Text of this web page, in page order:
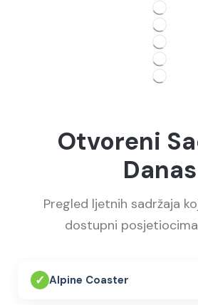
Otvoreni
Danas
Pregled ljetnih sadržaja
dostupni
✓ Alpine Coaster